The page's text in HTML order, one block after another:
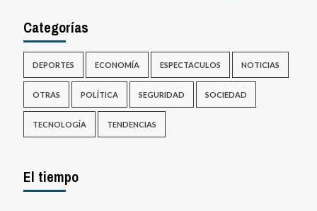
Categorías
DEPORTES ECONOMÍA ESPECTACULOS NOTICIAS
OTRAS POLÍTICA SEGURIDAD SOCIEDAD
TECNOLOGÍA TENDENCIAS
El tiempo